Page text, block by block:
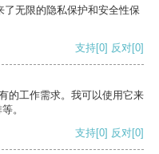
无限的隐私保护和安全性保
支持[0] 反对[0]
的工作需求。我可以使用它来
。
支持[0] 反对[0]